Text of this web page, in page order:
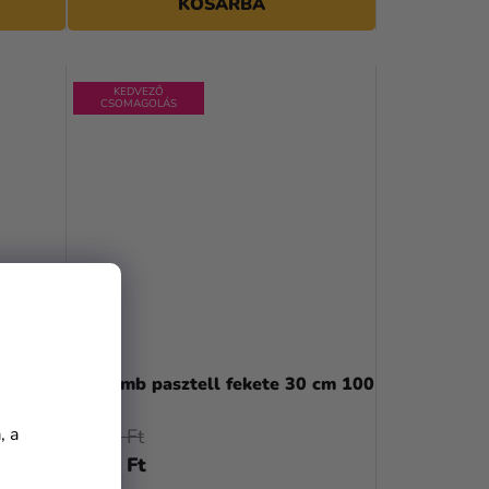
a
KEDVEZŐ
CSOMAGOLÁS
Léggömb pasztell fekete 30 cm 100
7 690 Ft
8 500 Ft